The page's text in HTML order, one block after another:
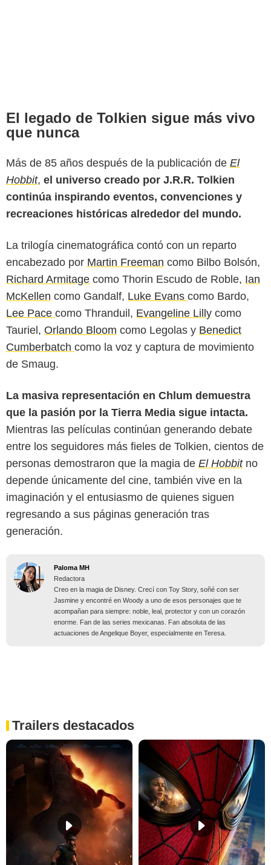
El legado de Tolkien sigue más vivo
que nunca
Más de 85 años después de la publicación de El
Hobbit, el universo creado por J.R.R. Tolkien
continúa inspirando eventos, convenciones y
recreaciones históricas alrededor del mundo.
La trilogía cinematográfica contó con un reparto
encabezado por Martin Freeman como Bilbo Bolsón,
Richard Armitage como Thorin Escudo de Roble, Ian
McKellen como Gandalf, Luke Evans como Bardo,
Lee Pace como Thranduil, Evangeline Lilly como
Tauriel, Orlando Bloom como Legolas y Benedict
Cumberbatch como la voz y captura de movimiento
de Smaug.
La masiva representación en Chlum demuestra
que la pasión por la Tierra Media sigue intacta.
Mientras las películas continúan generando debate
entre los seguidores más fieles de Tolkien, cientos de
personas demostraron que la magia de El Hobbitno
depende únicamente del cine, también vive en la
imaginación y el entusiasmo de quienes siguen
regresando a sus páginas generación tras
generación.
Paloma MH
Redactora
Creo en la magia de Disney. Crecí con Toy Story, soñé con ser
Jasmine y encontré en Woody a uno de esos personajes que te
acompañan para siempre: noble, leal, protector y con un corazón
enorme. Fan de las series mexicanas. Fan absoluta de las
actuaciones de Angelique Boyer, especialmente en Teresa.
Trailers destacados